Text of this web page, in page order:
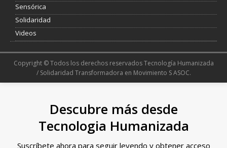
Sensórica
Solidaridad
Videos
Copyright © Todos los derechos reservados Tecnología Humanizada
/ Solidaridad Transformadora en Movimiento S ASOC.
Descubre más desde
Tecnologia Humanizada
Suscríbete ahora para seguir leyendo y obtener acceso